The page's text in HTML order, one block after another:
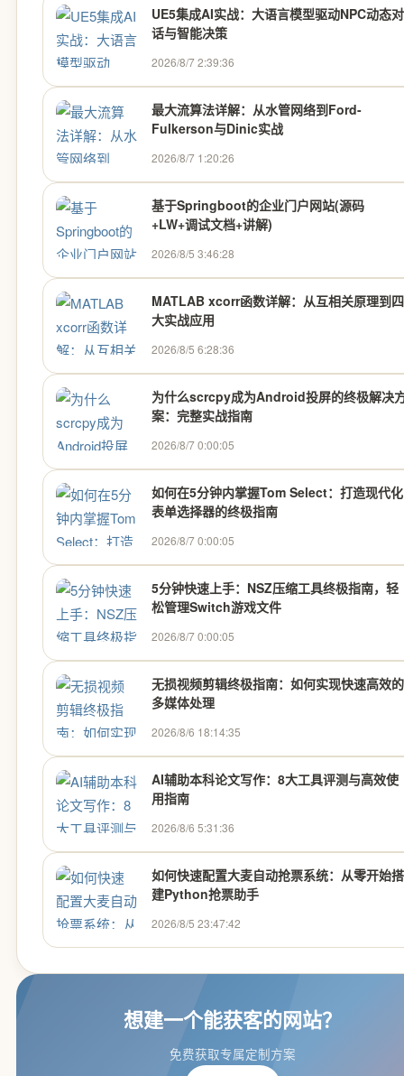
UE5集成AI实战：大语言模型驱动NPC动态对
话与智能决策
2026/8/7 2:39:36
最大流算法详解：从水管网络到Ford-
Fulkerson与Dinic实战
2026/8/7 1:20:26
基于Springboot的企业门户网站(源码
+LW+调试文档+讲解)
2026/8/5 3:46:28
MATLAB xcorr函数详解：从互相关原理到四
大实战应用
2026/8/5 6:28:36
为什么scrcpy成为Android投屏的终极解决
案：完整实战指南
2026/8/7 0:00:05
如何在5分钟内掌握Tom Select：打造现代化
表单选择器的终极指南
2026/8/7 0:00:05
5分钟快速上手：NSZ压缩工具终极指南，轻
松管理Switch游戏文件
2026/8/7 0:00:05
无损视频剪辑终极指南：如何实现快速高效的
多媒体处理
2026/8/6 18:14:35
AI辅助本科论文写作：8大工具评测与高效使
用指南
2026/8/6 5:31:36
如何快速配置大麦自动抢票系统：从零开始搭
建Python抢票助手
2026/8/5 23:47:42
想建一个能获客的网站？
免费获取专属定制方案